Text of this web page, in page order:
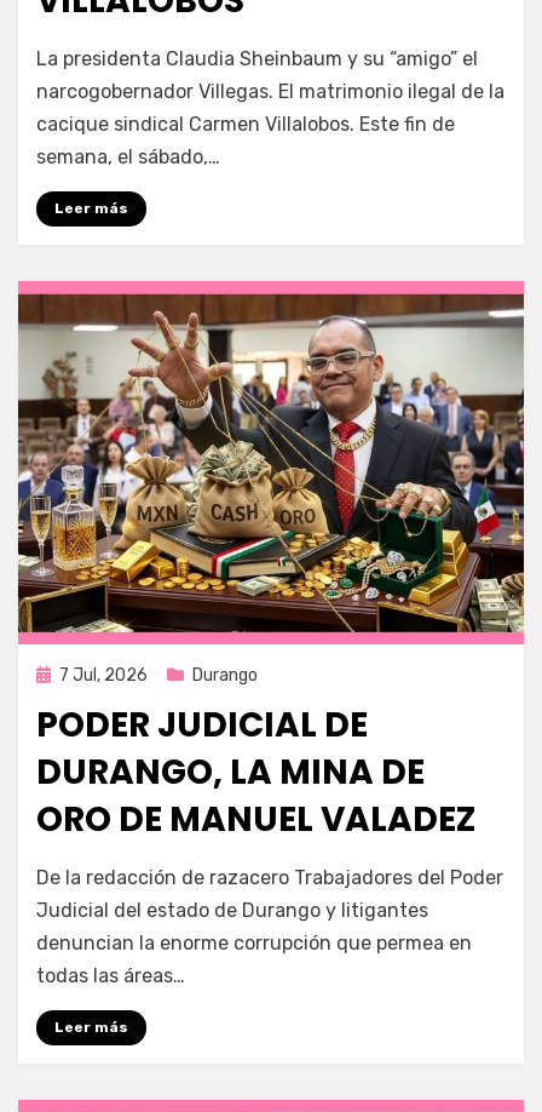
Fernando Miranda Servín
La presidenta Claudia Sheinbaum y su “amigo” el
narcogobernador Villegas. El matrimonio ilegal de la
cacique sindical Carmen Villalobos. Este fin de
semana, el sábado,…
Leer más
Publicada
7 Jul, 2026 Durango
PODER JUDICIAL DE
DURANGO, LA MINA DE
ORO DE MANUEL VALADEZ
por Fernando Miranda Servín
De la redacción de razacero Trabajadores del Poder
Judicial del estado de Durango y litigantes
denuncian la enorme corrupción que permea en
todas las áreas…
Leer más